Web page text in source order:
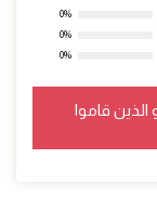
0%
0%
0%
الذين قاموا